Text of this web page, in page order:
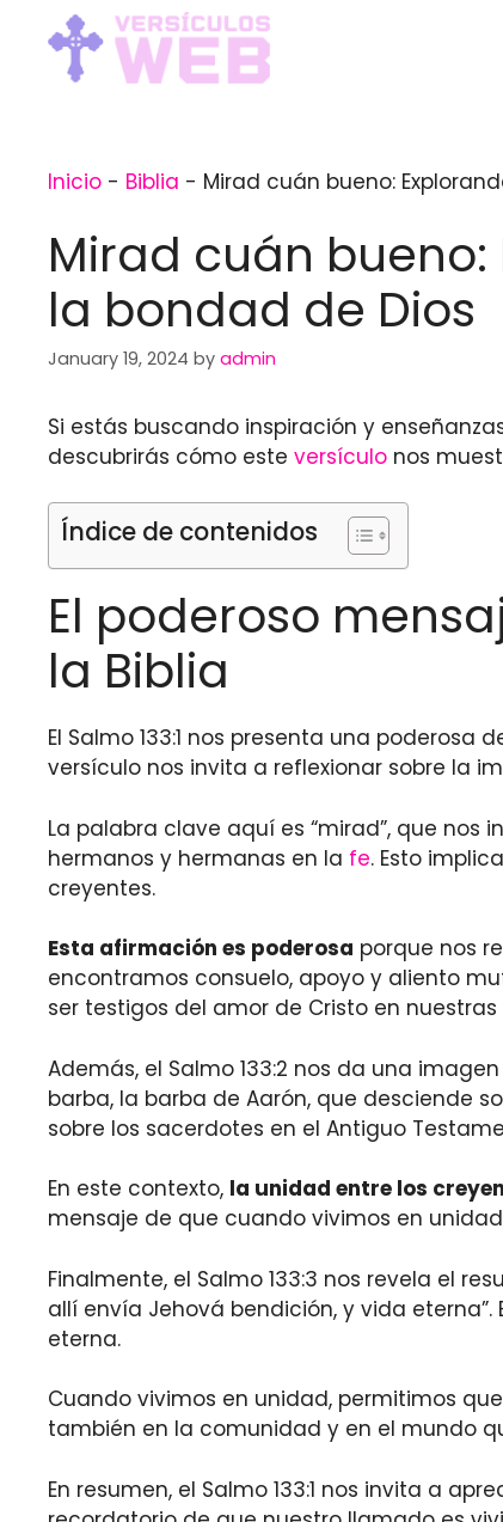
content
Inicio - Biblia - Mirad cuán bueno:
Mirad cuán
la bondad de Dios
January 19, 2024 by admin
Si estás buscando inspiración y
descubrirás cómo este versículo nos
Índice de contenidos
El poderoso
la Biblia
El Salmo 133:1 nos presenta una poderosa
versículo nos invita a reflexionar sobre la
La palabra clave aquí es “mirad”, que
hermanos y hermanas en la fe. Esto
creyentes.
Esta afirmación es poderosa porque nos
encontramos consuelo, apoyo y aliento
ser testigos del amor de Cristo en nuestras
Además, el Salmo 133:2 nos da una
barba, la barba de Aarón, que desciende
sobre los sacerdotes en el Antiguo
En este contexto, la unidad entre los
mensaje de que cuando vivimos en
Finalmente, el Salmo 133:3 nos revela el
allí envía Jehová bendición, y vida eterna”.
eterna.
Cuando vivimos en unidad, permitimos
también en la comunidad y en el mundo
En resumen, el Salmo 133:1 nos invita a